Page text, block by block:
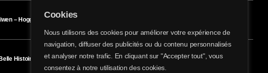
Cookies
Nous utilisons des cookies pour améliorer votre expérience de
navigation, diffuser des publicités ou du contenu personnalisés
et analyser notre trafic. En cliquant sur "Accepter tout", vous
consentez à notre utilisation des cookies.
share
email
– Hoggar
Histoire – Héloïse Bay Ici l’Ombre – mardi 28 juillet